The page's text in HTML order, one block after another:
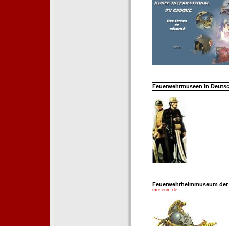
Feuerwehrmuseen in
Feuerwehrhelmmuseum
museum.de